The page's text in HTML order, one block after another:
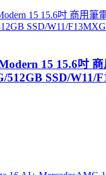
15 15.6吋
512GB SSD/W11/